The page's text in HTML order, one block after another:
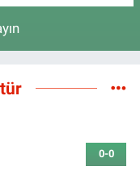
0-0